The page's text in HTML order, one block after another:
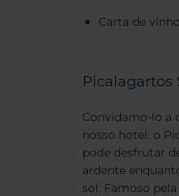
Carta de
Picalagartos
Convidamo-lo a
nosso hotel: o
pode desfrutar
ardente
sol. Famoso